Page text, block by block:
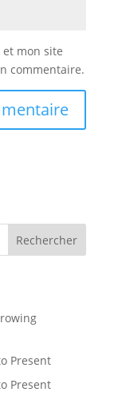
mon site
commentaire.
Rechercher
Present
Present